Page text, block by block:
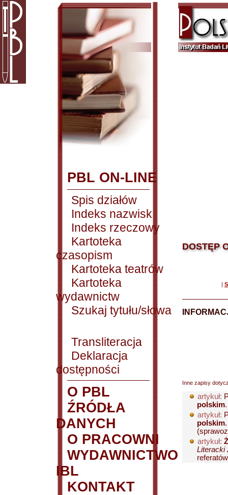
PBL ON-LINE
Spis działów
Indeks nazwisk
Indeks rzeczowy
Kartoteka
czasopism
Kartoteka teatrów
Kartoteka
wydawnictw
Szukaj tytułu/słowa
Transliteracja
Deklaracja
dostępności
O PBL
ŹRÓDŁA
DANYCH
O PRACOWNI
WYDAWNICTWO
IBL
KONTAKT
DOSTĘP
|
Inne zapisy
artykuł:
polskim
artykuł:
polskim
artykuł:
Literacki